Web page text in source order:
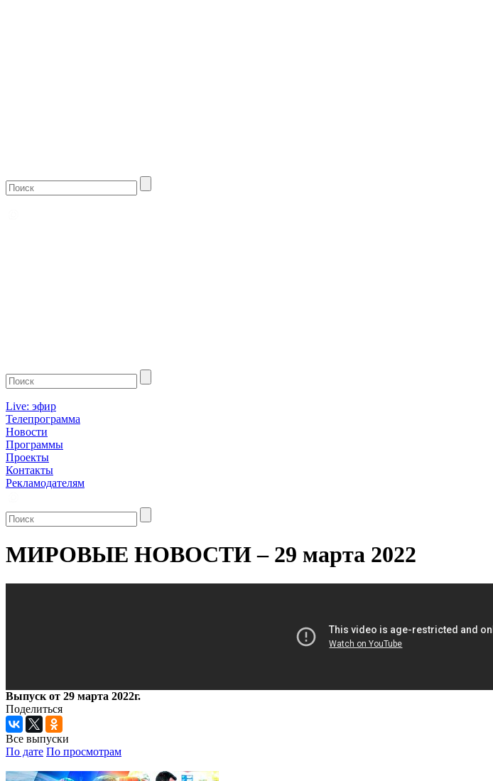
Live: эфир
Телепрограмма
Новости
Программы
Проекты
Контакты
Рекламодателям
МИРОВЫЕ НОВОСТИ – 29 марта 2022
Выпуск от 29 марта 2022г.
Поделиться
Все выпуски
По дате По просмотрам